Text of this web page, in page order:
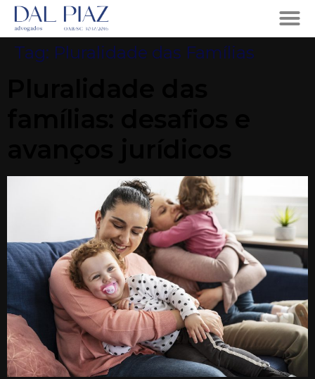
Tag: Pluralidade das Famílias